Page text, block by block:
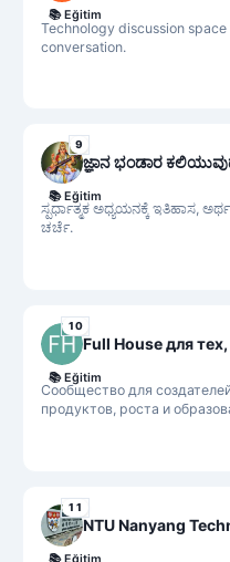
Technology discussion
conversation.
📚 Eğitim
9
ಜ್ಞಾನ ಭಂಡಾರ
ಸ್ಪರ್ಧಾತ್ಮಕ ಅಧ್ಯಯನಕ್ಕೆ ಇತಿಹಾಸ,
ಚರ್ಚೆ.
📚 Eğitim
10
Сообщество для
продуктов, роста и
📚 Eğitim
11
📚 Eğitim